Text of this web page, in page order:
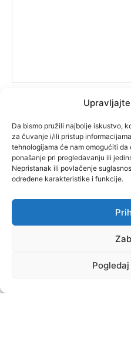
Da bismo pružili najbolje iskustvo,
za čuvanje i/ili pristup
tehnologijama će nam omogućiti
ponašanje pri pregledavanju ili
Nepristanak ili povlačenje
određene karakteristike i funkcije.
Spremite moje ime, e-
pregledniku sljedeći put kada